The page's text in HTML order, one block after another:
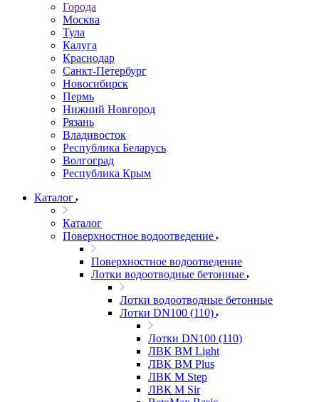
Города
Москва
Тула
Калуга
Краснодар
Санкт-Петербург
Новосибирск
Пермь
Нижний Новгород
Рязань
Владивосток
Республика Беларусь
Волгоград
Республика Крым
Каталог
Каталог
Поверхностное водоотведение
Поверхностное водоотведение
Лотки водоотводные бетонные
Лотки водоотводные бетонные
Лотки DN100 (110)
Лотки DN100 (110)
ЛВК ВМ Light
ЛВК ВМ Plus
ЛВК М Step
ЛВК М Sir